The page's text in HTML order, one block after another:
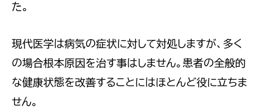
た。
現代医学は病気の症状に対して対処しますが、多く
の場合根本原因を治す事はしません。患者の全般的
な健康状態を改善することにはほとんど役に立ちま
せん。